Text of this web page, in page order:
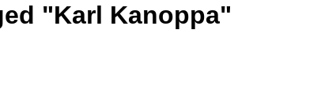
"Karl Kanoppa"